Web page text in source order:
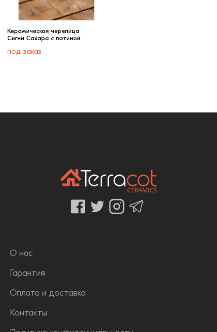
Керамическая черепица
Сигни Сахара с патиной
под заказ
О нас
Гарантия
Оплата и доставка
Контакты